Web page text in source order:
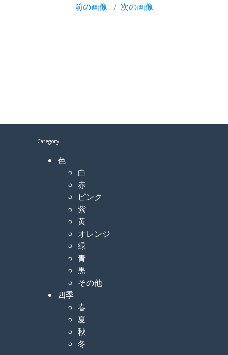
前の画像 次の画像
Category
色
白
赤
ピンク
紫
黄
オレンジ
緑
青
黒
その他
四季
春
夏
秋
冬